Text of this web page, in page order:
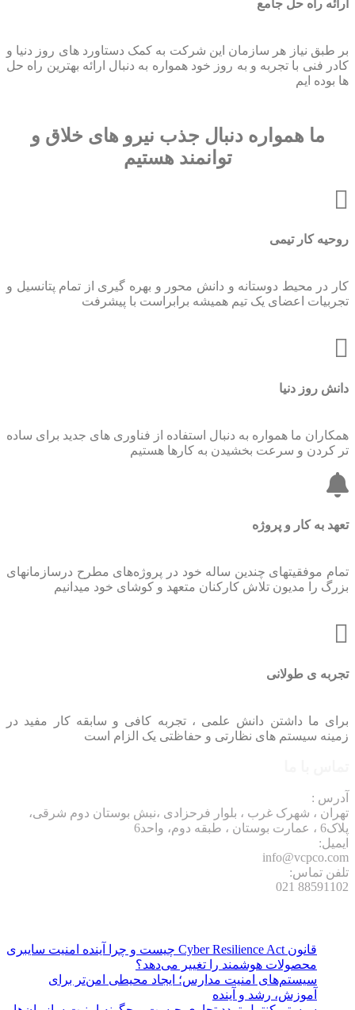
ارائه راه حل جامع
بر طبق نیاز هر سازمان این شرکت به کمک دستاورد های روز دنیا و
کادر فنی با تجربه و به روز خود همواره به دنبال ارائه بهترین راه حل
ها بوده ایم
ما همواره دنبال جذب نیرو های خلاق و
توانمند هستیم
روحیه کار تیمی
کار در محیط دوستانه و دانش محور و بهره گیری از تمام پتانسیل و
تجربیات اعضای یک تیم همیشه برابراست با پیشرفت
دانش روز دنیا
همکاران ما همواره به دنبال استفاده از فناوری های جدید برای ساده
تر کردن و سرعت بخشیدن به کارها هستیم
تعهد به کار و پروژه
تمام موفقیتهای چندین ساله خود در پروژه‌های مطرح درسازمانهای
بزرگ را مدیون تلاش کارکنان متعهد و کوشای خود میدانیم
تجربه ی طولانی
برای ما داشتن دانش علمی ، تجربه کافی و سابقه کار مفید در
زمینه سیستم های نظارتی و حفاظتی یک الزام است
آدرس :
تهران ، شهرک غرب ، بلوار فرحزادی ،نبش بوستان دوم شرقی،
پلاک6 ، عمارت بوستان ، طبقه دوم، واحد6
ایمیل:
info@vcpco.com
تلفن تماس:
88591102 021
قانون Cyber Resilience Act چیست و چرا آینده امنیت سایبری
محصولات هوشمند را تغییر می‌دهد؟
سیستم‌های امنیت مدارس؛ ایجاد محیطی امن‌تر برای
آموزش، رشد و آینده